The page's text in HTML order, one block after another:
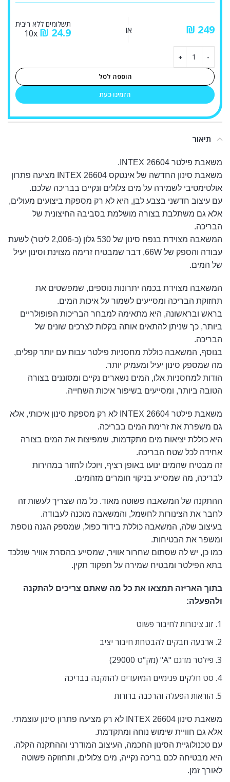
₪ או
תשלומים ללא ריבית
₪ 24.9
הוספה לסל
הזמינו כעת
תיאור
משאבת פילטר INTEX 26604.
משאבת סינון החדשה של אינטקס INTEX 26604 מציעה פתרון
אולטימטיבי לשמירה על מים צלולים ונקיים בבריכה שלכם.
עם עיצוב חדשני בצבע לבן, היא לא רק מספקת ביצועים מעולים,
אלא גם משתלבת בצורה מושלמת בסביבה החיצונית של
הבריכה.
המשאבה מצוידת בנפח סינון של 530 גלון (כ-2,006 ליטר) לשעת
עבודה והספק של 66W, דבר שמבטיח זרימה מצוינת וסינון יעיל
של המים.
המשאבה מצוידת בכמה יתרונות נוספים, שמפשטים את
תחזוקת הבריכה ומסייעים לשמור על איכות המים.
בראש ובראשונה, היא מתאימה למבחר הבריכות הפופולריים
ביותר, כך שניתן להתאים אותה בקלות לצרכים שונים של
הבריכה.
בנוסף, המשאבה כוללת מחסניות פילטר עבות עם יותר קפלים,
מה שמספק סינון יעיל ומעמיק יותר.
הודות למחסניות אלו, המים נשארים נקיים ומסוננים בצורה
הטובה ביותר, ומסייעים בשיפור איכות השחייה.
משאבת פילטר INTEX 26604 לא רק מספקת סינון איכותי, אלא
גם משפרת את זרימת המים בבריכה.
היא כוללת יציאות מים מתקדמות, שמפיצות את המים בצורה
אחידה לכל שטח הבריכה.
זה מבטיח שהמים ינועו באופן רציף, ויוכלו לחזור במהירות
לבריכה, מה שמסייע בניקוי חומרים מזהמים.
ההתקנה של המשאבה פשוטה מאוד. כל מה שצריך לעשות זה
לחבר את הצינורות לחשמל, והמשאבה מוכנה לעבודה.
בעיצוב שלה, המשאבה כוללת בידוד כפול, שמספק הגנה נוספת
ומשפר את הבטיחות.
כמו כן, יש לה שסתום שחרור אוויר, שמסייע בהסרת אוויר שנלכד
בתא הפילטר ומבטיח שמירה על תפקוד תקין.
בתוך האריזה תמצאו את כל מה שאתם צריכים להתקנה
ולהפעלה:
זוג צינורות לחיבור פשוט
ארבעה חבקים להבטחת חיבור יציב
פילטר מדגם "A" (מק"ט 29000)
סט חלקים פנימיים המיועדים להתקנה בבריכה
הוראות הפעלה והרכבה ברורות
משאבת סינון INTEX 26604 לא רק מציעה פתרון סינון עוצמתי.
אלא גם חוויית שימוש נוחה ומתקדמת.
עם טכנולוגיית הסינון החכמה, העיצוב המודרני וההתקנה הקלה.
היא מבטיחה לכם בריכה נקייה, מים צלולים, ותחזוקה פשוטה
לאורך זמן.